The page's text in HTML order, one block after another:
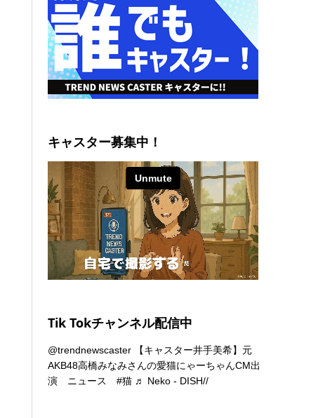
キャスター募集中！
Tik Tokチャンネル配信中
@trendnewscaster 【キャスター井手美希】元
AKB48高橋みなみさんの愛猫にゃーちゃんCM出
演 ニュース#猫 ♬ Neko - DISH//